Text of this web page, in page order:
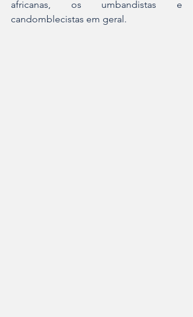
africanas, os umbandistas e
candomblecistas em geral.